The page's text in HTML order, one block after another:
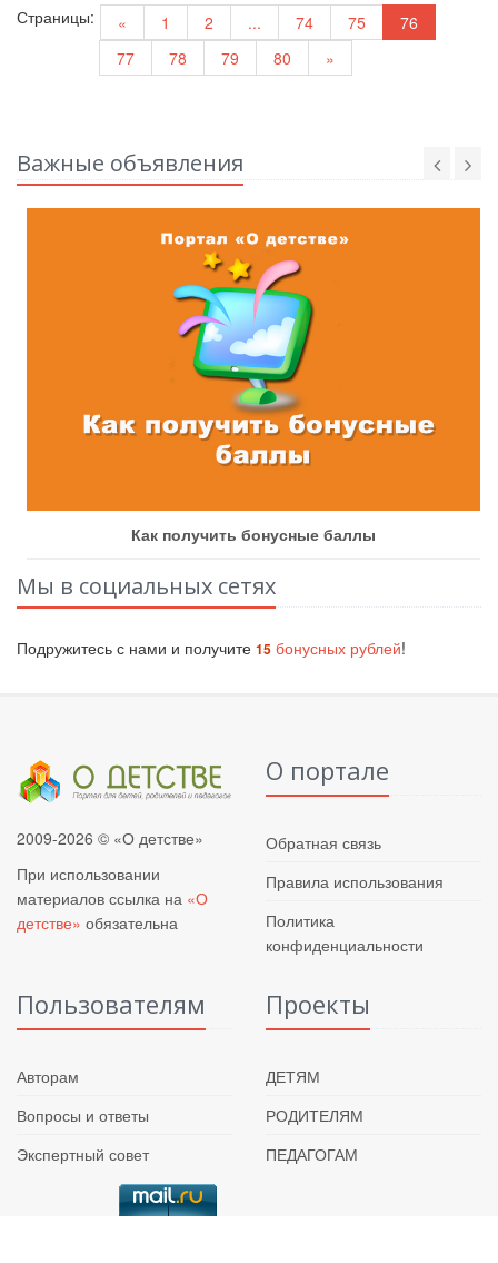
Страницы: « 1 2 ... 74 75
76
77
78 79 80 »
Важные объявления
Как получить бонусные баллы
Мы в социальных сетях
Подружитесь с нами и получите 15 бонусных рублей!
2009-2026 © «О детстве»
При использовании
материалов ссылка на «О
детстве» обязательна
О портале
Обратная связь
Правила использования
Политика
конфиденциальности
Пользователям
Авторам
Вопросы и ответы
Экспертный совет
Проекты
ДЕТЯМ
РОДИТЕЛЯМ
ПЕДАГОГАМ